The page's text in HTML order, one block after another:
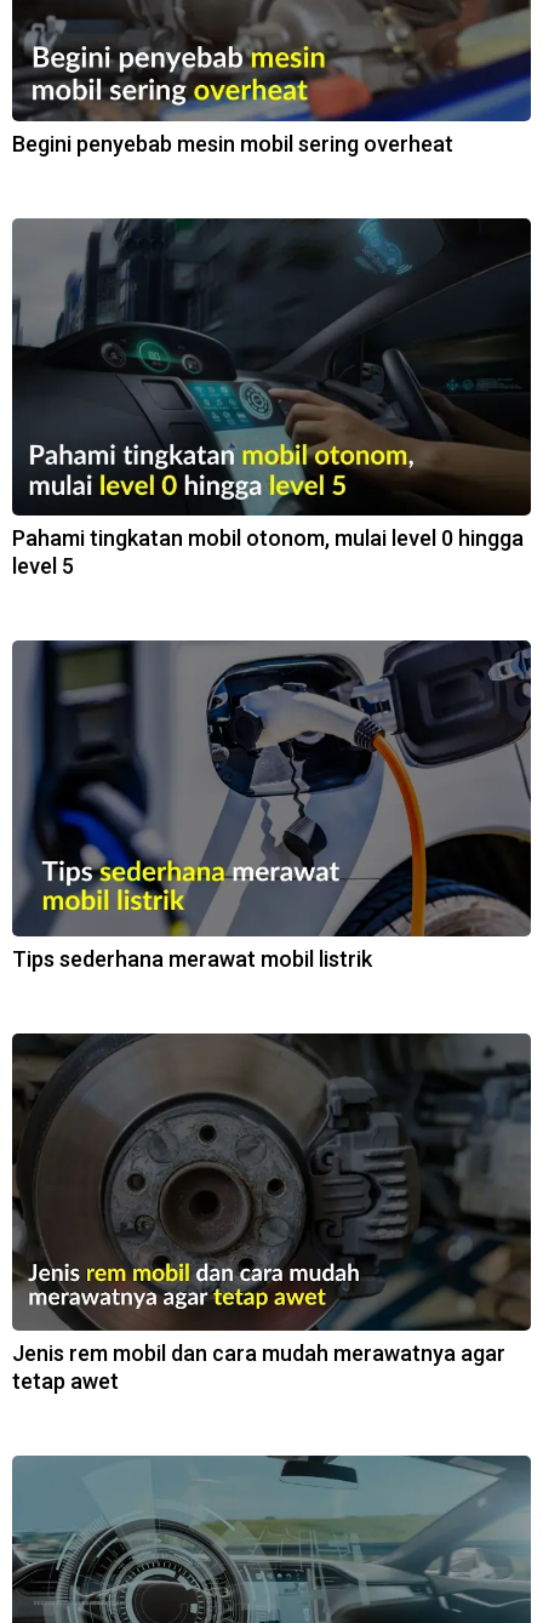
Begini penyebab mesin mobil sering overheat
Pahami tingkatan mobil otonom, mulai level 0 hingga
level 5
Tips sederhana merawat mobil listrik
Jenis rem mobil dan cara mudah merawatnya agar
tetap awet